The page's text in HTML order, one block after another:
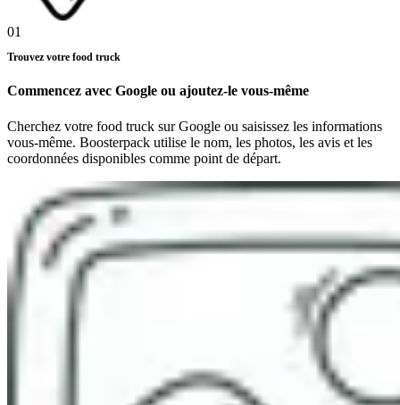
01
Trouvez votre food truck
Commencez avec Google ou ajoutez-le vous-même
Cherchez votre food truck sur Google ou saisissez les informations
vous-même. Boosterpack utilise le nom, les photos, les avis et les
coordonnées disponibles comme point de départ.